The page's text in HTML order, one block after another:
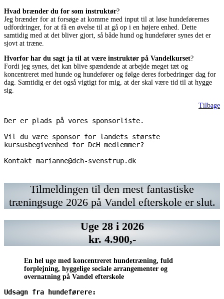
Hvad brænder du for som instruktør?
Jeg brænder for at forsøge at komme med input til at løse hundeførernes
udfordringer, for at få en øvelse til at gå op i en højere enhed. Dette
samtidig med at det bliver gjort, så både hund og hundefører synes det er
sjovt at træne.
Hvorfor har du sagt ja til at være instruktør på Vandelkurset?
Fordi jeg synes, det kan blive spændende at arbejde meget tæt og
koncentreret med hunde og hundefører og følge deres forbedringer dag for
dag. Samtidig er det også vigtigt for mig, at der skal være tid til at hygge
sig.
Tilbage
Der er plads på vores sponsorliste.
Vil du være sponsor for landets største
kursusbegivenhed for DcH medlemmer?
Kontakt marianne@dch-svenstrup.dk
svenstrup.dk
have
din
annonce
her?
Kontakt
marianne@dch-
svenstrup.dk
svenstrup.dk
have
din
annonce
her?
Kontakt
marianne@dch-
svenstrup.dk
Tilmeldingen til den mest fantastiske
træningsuge 2026 på Vandel efterskole er slut.
Uge 28 i 2026
kr. 4.900,-
En hel uge med koncentreret hundetræning, fuld
forplejning, hyggelige sociale arrangementer og
overnatning på Vandel efterskole
Udsagn fra hundeførere: